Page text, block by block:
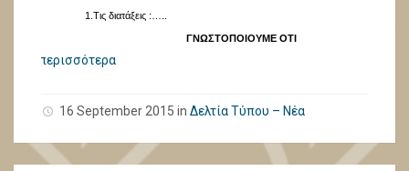
1.Τις διατάξεις :…..
ΓΝΩΣΤΟΠΟΙΟΥΜΕ ΟΤΙ
περισσότερα
16 September 2015 in Δελτία Τύπου – Νέα